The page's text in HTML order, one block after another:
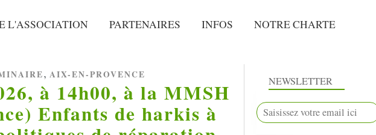
L'ASSOCIATION PARTENAIRES INFOS NOTRE CHARTE
, AIX-EN-PROVENCE
à 14h00, à la MMSH
Enfants de harkis à
NEWSLETTER